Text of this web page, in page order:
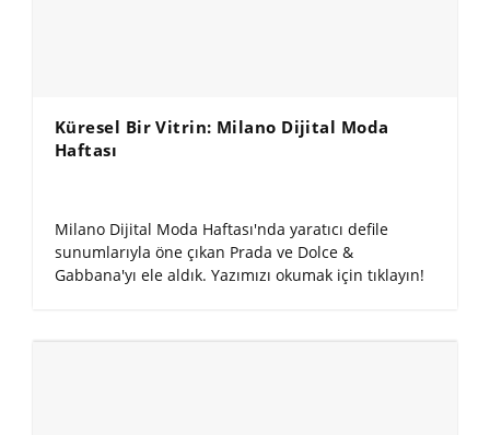
Küresel Bir Vitrin: Milano Dijital Moda
Haftası
Milano Dijital Moda Haftası'nda yaratıcı defile
sunumlarıyla öne çıkan Prada ve Dolce &
Gabbana'yı ele aldık. Yazımızı okumak için tıklayın!